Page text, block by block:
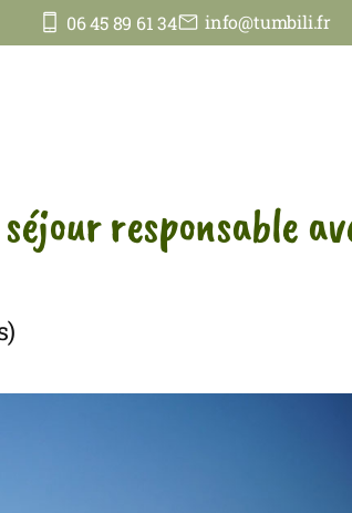
06 45 89 61 34 info@tumbili.fr
responsable